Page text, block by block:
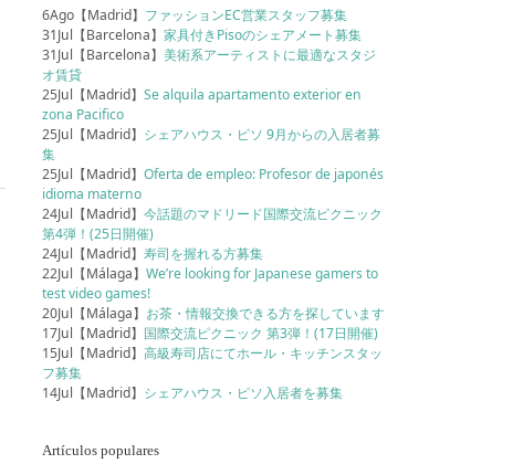
6Ago【Madrid】 ファッションEC営業スタッフ募集
31Jul【Barcelona】家具付きPisoのシェアメート募集
31Jul【Barcelona】美術系アーティストに最適なスタジ
オ賃貸
25Jul【Madrid】Se alquila apartamento exterior en
zona Pacifico
25Jul【Madrid】 シェアハウス・ピソ 9月からの入居者募
集
25Jul【Madrid】Oferta de empleo: Profesor de japonés
idioma materno
24Jul【Madrid】今話題のマドリード国際交流ピクニック
第4弾！(25日開催)
24Jul【Madrid】寿司を握れる方募集
22Jul【Málaga】We’re looking for Japanese gamers to
test video games!
20Jul【Málaga】 お茶・情報交換できる方を探しています
17Jul【Madrid】 国際交流ピクニック 第3弾！(17日開催)
15Jul【Madrid】高級寿司店にてホール・キッチンスタッ
フ募集
14Jul【Madrid】 シェアハウス・ピソ入居者を募集
Artículos populares